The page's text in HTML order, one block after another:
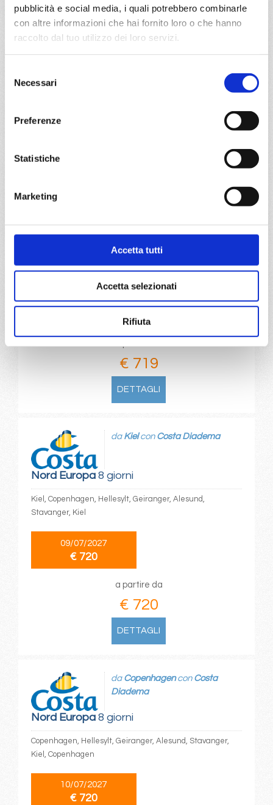
pubblicità e social media, i quali potrebbero combinarle
con altre informazioni che hai fornito loro o che hanno
raccolto dal tuo utilizzo dei loro servizi.
delNecessari
Preferenze
Statistiche
Marketing
Accetta tutti
Accetta selezionati
Rifiuta
Nord Europa7 giorni
Nord Europa11 giorni
Coruna, Bilbao, La rochelle, Kiel canal
26/04/2028
€ 719
DETTAGLI
Nord Europa8 giorni
da Kielcon Costa Diadema
Kiel, Copenhagen, Hellesylt, Geiranger, Alesund,
Stavanger, Kiel
09/07/2027
€ 720
a partire da
€ 720
DETTAGLI
Nord Europa8 giorni
da Copenhagencon Costa
Diadema
Copenhagen, Hellesylt, Geiranger, Alesund, Stavanger,
Kiel, Copenhagen
10/07/2027
€ 720